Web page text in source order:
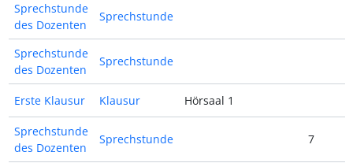
Sprechstunde
des Dozenten
Sprechstunde
Sprechstunde
des Dozenten
Sprechstunde
Erste Klausur Klausur Hörsaal 1
Sprechstunde
des Dozenten
Sprechstunde 7